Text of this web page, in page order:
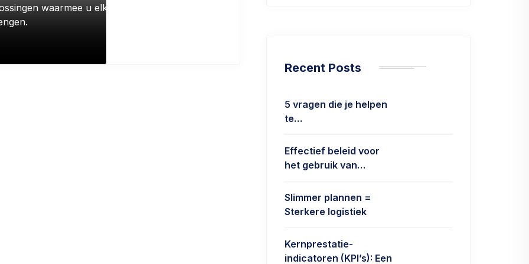
waarmee u elk bouwproject veilig
Recent Posts
5 vragen die je helpen
te…
Effectief beleid voor
het gebruik van…
Slimmer plannen =
Sterkere logistiek
Kernprestatie-
indicatoren (KPI’s): Een